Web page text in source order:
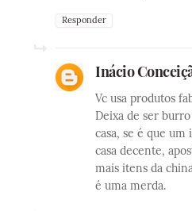
Responder
Inácio
Vc usa produtos
Deixa de ser
casa, se é que um
casa decente,
mais itens da
é uma merda.